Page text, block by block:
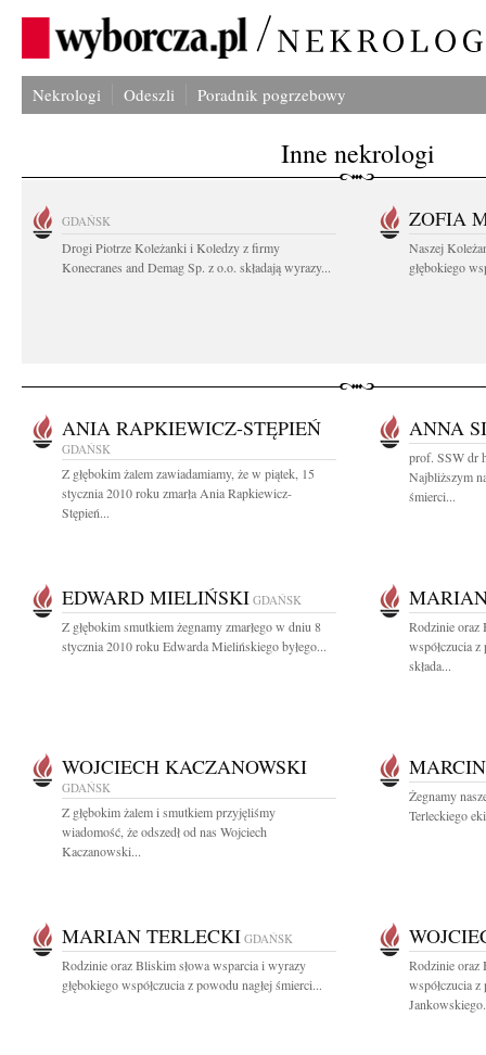
Nekrologi Odeszli Poradnik pogrzebowy
Inne nekrologi
GDAŃSK
Drogi Piotrze Koleżanki i Koledzy z firmy
Konecranes and Demag Sp. z o.o. składają wyrazy...
ZOFIA
Naszej
głębokiego
ANIA RAPKIEWICZ-STĘPIEŃ
GDAŃSK
Z głębokim żalem zawiadamiamy, że w piątek, 15
stycznia 2010 roku zmarła Ania Rapkiewicz-
Stępień...
ANNA
prof. SSW dr
Najbliższym
śmierci...
EDWARD MIELIŃSKI GDAŃSK
Z głębokim smutkiem żegnamy zmarłego w dniu 8
stycznia 2010 roku Edwarda Mielińskiego byłego...
Rodzinie oraz
współczucia
składa...
WOJCIECH KACZANOWSKI
GDAŃSK
Z głębokim żalem i smutkiem przyjęliśmy
wiadomość, że odszedł od nas Wojciech
Kaczanowski...
Żegnamy
Terleckiego
MARIAN TERLECKI GDAŃSK
Rodzinie oraz Bliskim słowa wsparcia i wyrazy
głębokiego współczucia z powodu nagłej śmierci...
Rodzinie oraz
współczucia